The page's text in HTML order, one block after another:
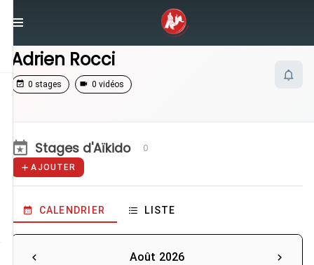
Adrien Rocci
Adrien Rocci
0 stages 0 vidéos
Stages d'Aïkido 0
AJOUTER
CALENDRIER LISTE
Août 2026